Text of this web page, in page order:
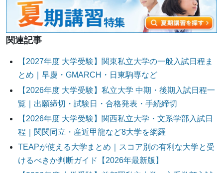
関連記事
【2027年度 大学受験】関東私立大学の一般入試日程ま
とめ｜早慶・GMARCH・日東駒専など
【2026年度 大学受験】私立大学 中期・後期入試日程一
覧｜出願締切・試験日・合格発表・手続締切
【2026年度 大学受験】関西私立大学・文系学部入試日
程｜関関同立・産近甲龍など8大学を網羅
TEAPが使える大学まとめ｜スコア別の有利な大学と受
けるべきか判断ガイド【2026年最新版】